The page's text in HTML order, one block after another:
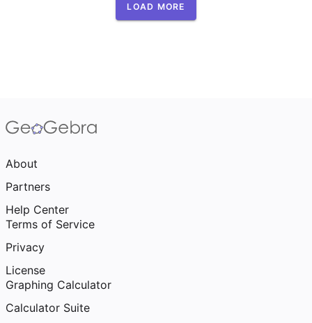
LOAD MORE
About
Partners
Help Center
Terms of Service
Privacy
License
Graphing Calculator
Calculator Suite